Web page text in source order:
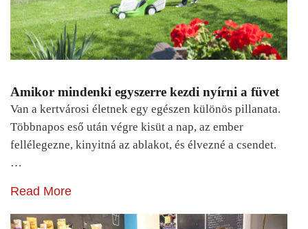
Amikor mindenki egyszerre kezdi nyírni a füvet
Van a kertvárosi életnek egy egészen különös pillanata.
Többnapos eső után végre kisüt a nap, az ember
fellélegezne, kinyitná az ablakot, és élvezné a csendet.
…
Read More